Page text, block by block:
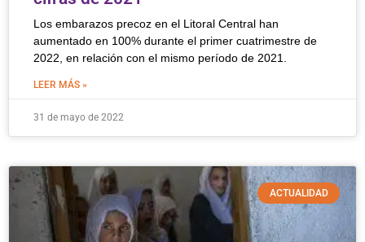
Los embarazos precoz en el Litoral Central han
aumentado en 100% durante el primer cuatrimestre de
2022, en relación con el mismo período de 2021.
LEER MÁS »
31 de mayo de 2022
ACTUALIDAD